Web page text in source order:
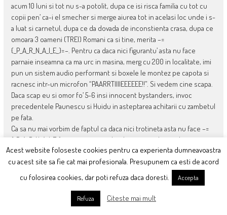
acum 10 luni si tot nu s-a potolit, dupa ce isi risca familia cu tot cu
copii pen’ ca-i el smecher si merge aiurea tot in acelasi loc unde i s-
a luat si carnetul, dupa ce da dovada de inconstienta crasa, dupa ce
omoara 3 oameni (TREI) Romani ca si tine, merita –=
{_P_A_R_N_A_I_E_}=–. Pentru ca daca nici figurantu’ asta nu face
parnaie inseamna ca ma urc in masina, merg cu 200 in localitate, imi
pun un sistem audio performant si boxele le montez pe capota si
racnesc intr-un microfon “PAARRTIIIIEEEEEE!!”. Si vedem cine scapa.
Daca scap eu si omor fo’ 5-6 insi innocent bystanders, invoc
precedentele Paunescu si Huidu in asteptarea achitarii cu zambetul
pe fata.
Ca sa nu mai vorbim de faptul ca daca nici trotineta asta nu face –=
{_P_A_R_N_A_I_E_}=– inseamna ca absolut toti cei din media,
insemnand vreo cateva sute, poate mii de oameni in toata tara,
stiindu-se vedete, vor avea certitudinea ca orice omor din culpa ar
savarsi, nimic nu li se poate intampla. Chiar iti doresti o democratie
in care unii sunt mai egali decat altii, draga mea Monica? Sau doar
pentru ca te uzi cand il vezi (pardon, vedeai) pe nentu asta pe
ecran, esti dispusa sa accepti mutilarea sistemului de drept si
Acest website foloseste cookies pentru ca experienta dumneavoastra
cu acest site sa fie cat mai profesionala. Presupunem ca esti de acord
cu folosirea cookies, dar poti refuza daca doresti.
Accepta
Refuza Citeste mai mult